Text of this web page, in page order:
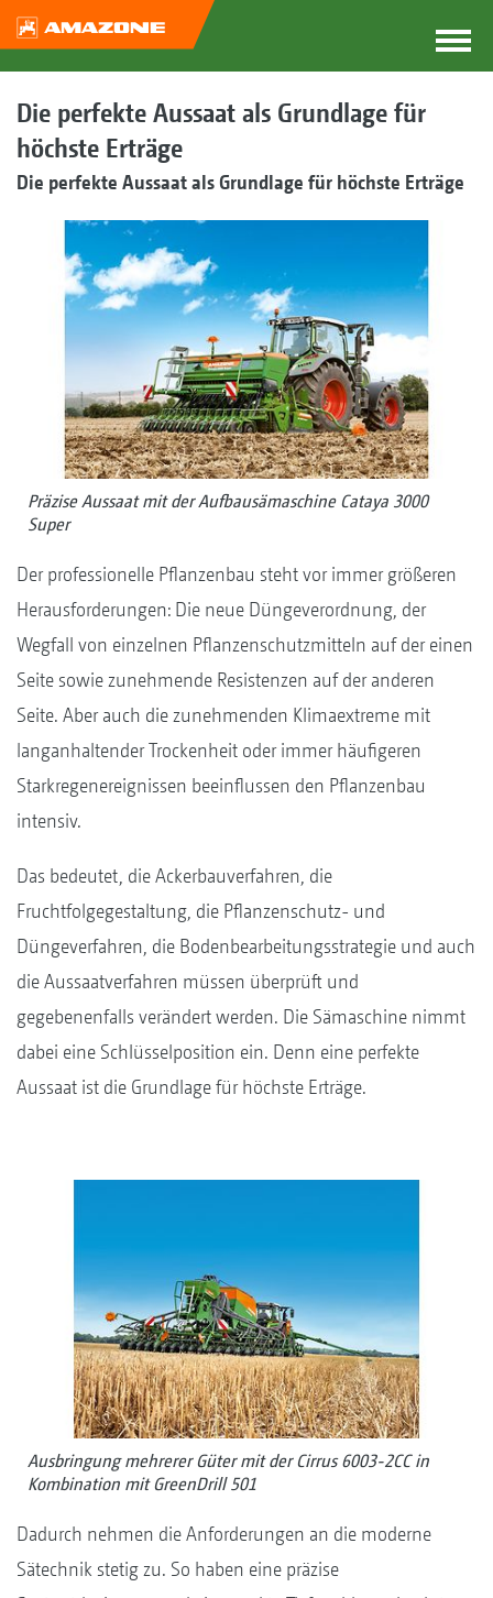
Die perfekte Aussaat als Grundlage für
höchste Erträge
Die perfekte Aussaat als Grundlage für höchste Erträge
Präzise Aussaat mit der Aufbausämaschine Cataya 3000
Super
Der professionelle Pflanzenbau steht vor immer größeren
Herausforderungen: Die neue Düngeverordnung, der
Wegfall von einzelnen Pflanzenschutzmitteln auf der einen
Seite sowie zunehmende Resistenzen auf der anderen
Seite. Aber auch die zunehmenden Klimaextreme mit
langanhaltender Trockenheit oder immer häufigeren
Starkregenereignissen beeinflussen den Pflanzenbau
intensiv.
Das bedeutet, die Ackerbauverfahren, die
Fruchtfolgegestaltung, die Pflanzenschutz- und
Düngeverfahren, die Bodenbearbeitungsstrategie und auch
die Aussaatverfahren müssen überprüft und
gegebenenfalls verändert werden. Die Sämaschine nimmt
dabei eine Schlüsselposition ein. Denn eine perfekte
Aussaat ist die Grundlage für höchste Erträge.
Ausbringung mehrerer Güter mit der Cirrus 6003-2CC in
Kombination mit GreenDrill 501
Dadurch nehmen die Anforderungen an die moderne
Sätechnik stetig zu. So haben eine präzise